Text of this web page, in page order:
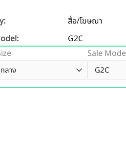
สื่อ/โฆษณา
G2C
Sale